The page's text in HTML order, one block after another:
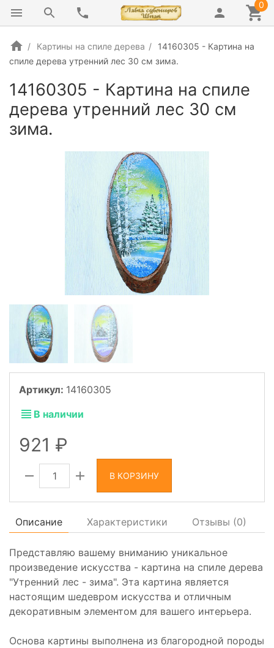
0
Картины на спиле дерева
14160305 - Картина на
спиле дерева утренний лес 30 см зима.
14160305 - Картина на спиле
дерева утренний лес 30 см
зима.
Артикул: 14160305
В наличии
921
В КОРЗИНУ
Описание Характеристики Отзывы (0)
Представляю вашему вниманию уникальное
произведение искусства - картина на спиле дерева
"Утренний лес - зима". Эта картина является
настоящим шедевром искусства и отличным
декоративным элементом для вашего интерьера.
Основа картины выполнена из благородной породы